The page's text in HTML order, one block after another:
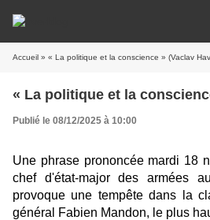
Accueil » « La politique et la conscience » (Vaclav
« La politique et la
Publié le 08/12/2025 à 10:00
Une phrase prononcée mardi 18
chef d'état-major des armées
provoque une tempête dans la
général Fabien Mandon, le plus